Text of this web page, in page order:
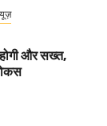
होगी और सख्त,